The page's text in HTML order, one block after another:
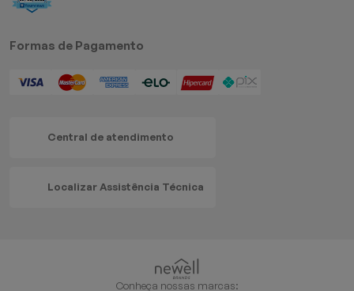
Formas de Pagamento
Central de atendimento
Localizar Assistência Técnica
Conheça nossas marcas: